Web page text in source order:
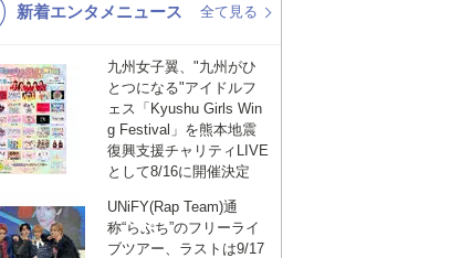
K-POP バンド
洋楽
VTuber ディズニー
新着エンタメニュース 全て見る
九州女子翼、"九州がひ
とつになる"アイドルフ
ェス「Kyushu Girls Win
g Festival」を熊本地震
復興支援チャリティLIVE
として8/16に開催決定
UNiFY(Rap Team)通
称“らぷち”のフリーライ
ブツアー、ラストは9/17